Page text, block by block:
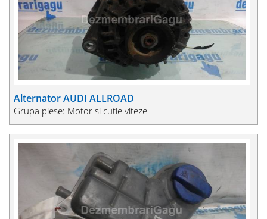
Alternator AUDI ALLROAD
Grupa piese: Motor si cutie viteze